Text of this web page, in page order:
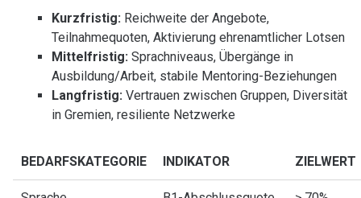
Kurzfristig: Reichweite der Angebote,
Teilnahmequoten, Aktivierung ehrenamtlicher Lotsen
Mittelfristig: Sprachniveaus, Übergänge in
Ausbildung/Arbeit, stabile Mentoring-Beziehungen
Langfristig: Vertrauen zwischen Gruppen, Diversität
in Gremien, resiliente Netzwerke
BEDARFSKATEGORIE INDIKATOR ZIELWERT